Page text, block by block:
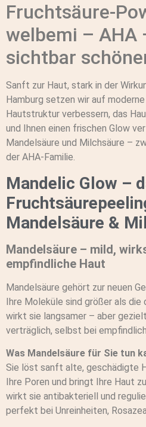
Fruchtsäure-
welbemi – AHA
sichtbar
Sanft zur Haut, stark in der
Hamburg setzen wir auf
Hautstruktur verbessern, das
und Ihnen einen frischen Glow
Mandelsäure und Milchsäure –
der AHA-Familie.
Mandelic Glow –
Mandelsäure &
Mandelsäure – mild,
empfindliche Haut
Mandelsäure gehört zur neuen
Ihre Moleküle sind größer als die
wirkt sie langsamer – aber
verträglich, selbst bei
Was Mandelsäure für Sie tun
Sie löst sanft alte, geschädigte
Ihre Poren und bringt Ihre Haut
wirkt sie antibakteriell und
perfekt bei Unreinheiten,